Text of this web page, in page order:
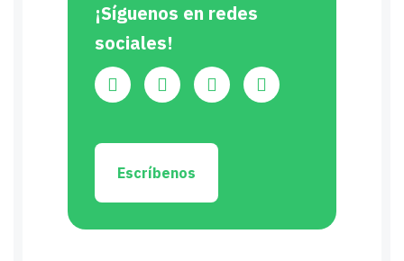
¡Síguenos en redes
sociales!
Escríbenos